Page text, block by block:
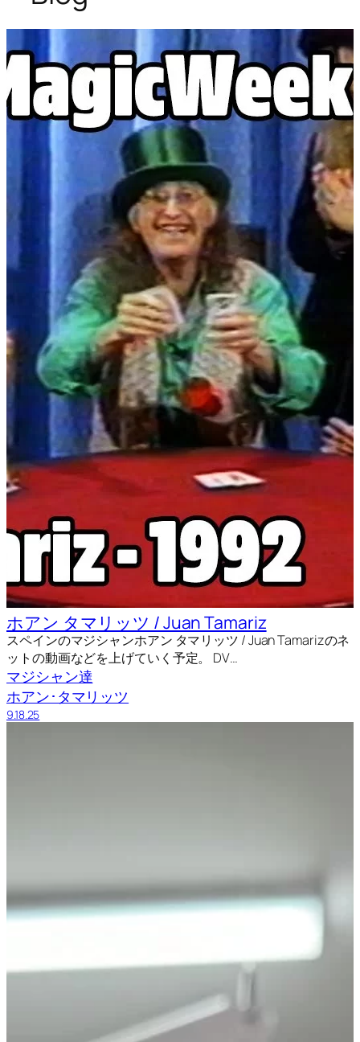
ホアン タマリッツ / Juan Tamariz
スペインのマジシャンホアン タマリッツ / Juan Tamarizのネ
ットの動画などを上げていく予定。 DV…
マジシャン達
ホアン･タマリッツ
9.18.25